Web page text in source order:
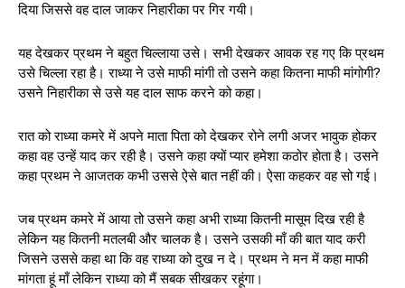
दिया जिससे वह दाल जाकर निहारीका पर गिर गयी।
यह देखकर प्रथम ने बहुत चिल्लाया उसे। सभी देखकर आवक रह गए कि प्रथम
उसे चिल्ला रहा है। राध्या ने उसे माफी मांगी तो उसने कहा कितना माफी मांगोगी?
उसने निहारीका से उसे यह दाल साफ करने को कहा।
रात को राध्या कमरे में अपने माता पिता को देखकर रोने लगी अजर भावुक होकर
कहा वह उन्हें याद कर रही है। उसने कहा क्यों प्यार हमेशा कठोर होता है। उसने
कहा प्रथम ने आजतक कभी उससे ऐसे बात नहीं की। ऐसा कहकर वह सो गई।
जब प्रथम कमरे में आया तो उसने कहा अभी राध्या कितनी मासूम दिख रही है
लेकिन यह कितनी मतलबी और चालक है। उसने उसकी माँ की बात याद करी
जिसने उससे कहा था कि वह राध्या को दुख न दे। प्रथम ने मन में कहा माफी
मांगता हूं माँ लेकिन राध्या को मैं सबक सीखकर रहूंगा।